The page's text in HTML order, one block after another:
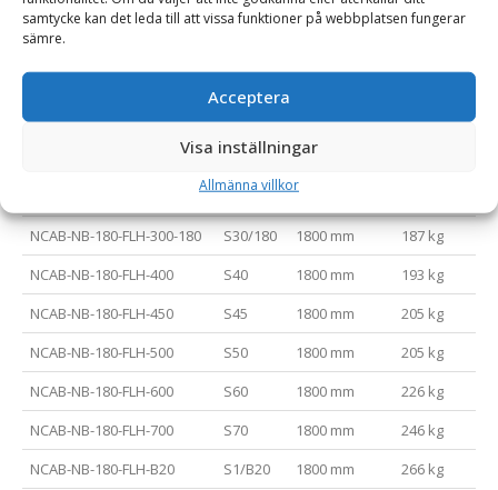
samtycke kan det leda till att vissa funktioner på webbplatsen fungerar
sämre.
Acceptera
Visa inställningar
Allmänna villkor
NCAB-NB-150-FLH-500
NCAB-NB-150-FLH-700
S70 1500 mm
222 kg
S1/B20 1500 mm
NCAB-NB-180-FLH-300-150
S30/150 1800 mm
NCAB-NB-180-FLH-300-180
S30/180 1800 mm
187 kg
NCAB-NB-180-FLH-400
S40 1800 mm
193 kg
NCAB-NB-180-FLH-450
S45 1800 mm
205 kg
NCAB-NB-180-FLH-500
S50 1800 mm
205 kg
NCAB-NB-180-FLH-600
S60 1800 mm
226 kg
NCAB-NB-180-FLH-700
S70 1800 mm
246 kg
NCAB-NB-180-FLH-B20
S1/B20 1800 mm
266 kg